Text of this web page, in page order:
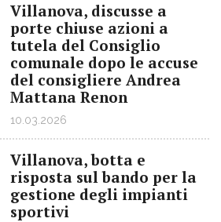
Villanova, discusse a
porte chiuse azioni a
tutela del Consiglio
comunale dopo le accuse
del consigliere Andrea
Mattana Renon
10.03.2026
Villanova, botta e
risposta sul bando per la
gestione degli impianti
sportivi